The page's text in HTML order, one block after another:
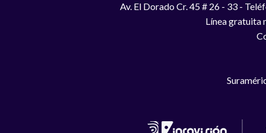
Av. El Dorado Cr. 45 # 26 - 33 -
Línea gratuita